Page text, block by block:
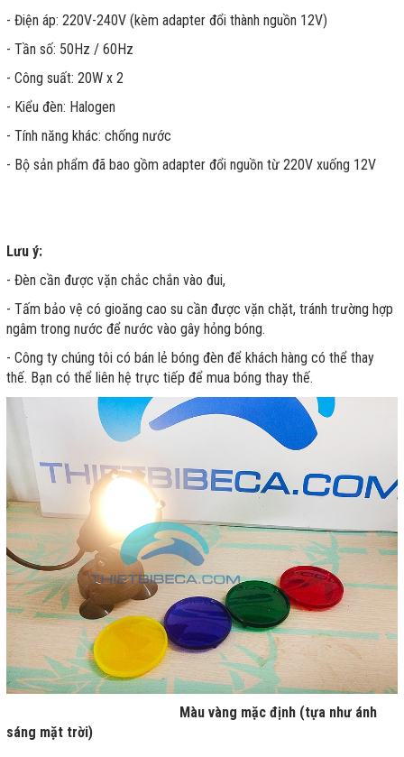
- Điện áp: 220V-240V (kèm adapter đổi thành nguồn 12V)
- Tần số: 50Hz / 60Hz
- Công suất: 20W x 2
- Kiểu đèn: Halogen
- Tính năng khác: chống nước
- Bộ sản phẩm đã bao gồm adapter đổi nguồn từ 220V xuống 12V
Lưu ý:
- Đèn cần được vặn chắc chắn vào đui,
- Tấm bảo vệ có gioăng cao su cần được vặn chặt, tránh trường hợp
ngâm trong nước để nước vào gây hỏng bóng.
- Công ty chúng tôi có bán lẻ bóng đèn để khách hàng có thể thay
thế. Bạn có thể liên hệ trực tiếp để mua bóng thay thế.
Màu vàng mặc định (tựa như ánh
sáng mặt trời)